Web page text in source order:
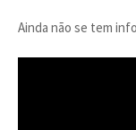
Ainda não se tem